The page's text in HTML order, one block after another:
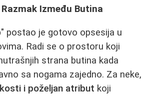
Između Butina
postao je gotovo opsesija u
Radi se o prostoru koji
strana butina kada
sa nogama zajedno. Za neke,
i poželjan atribut koji